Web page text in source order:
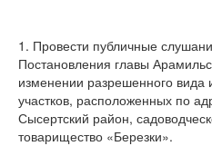
1. Провести публичные
Постановления главы
изменении разрешенного вида
участков, расположенных по
Сысертский район,
товарищество «Березки».